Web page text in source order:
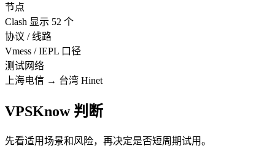
节点
Clash 显示 52 个
协议 / 线路
Vmess / IEPL 口径
测试网络
上海电信 → 台湾 Hinet
VPSKnow 判断
先看适用场景和风险，再决定是否短周期试用。